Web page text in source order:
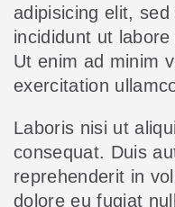
adipisicing elit,
incididunt ut
Ut enim ad minim
exercitation
Laboris nisi ut
consequat. Duis
reprehenderit in
dolore eu fugiat